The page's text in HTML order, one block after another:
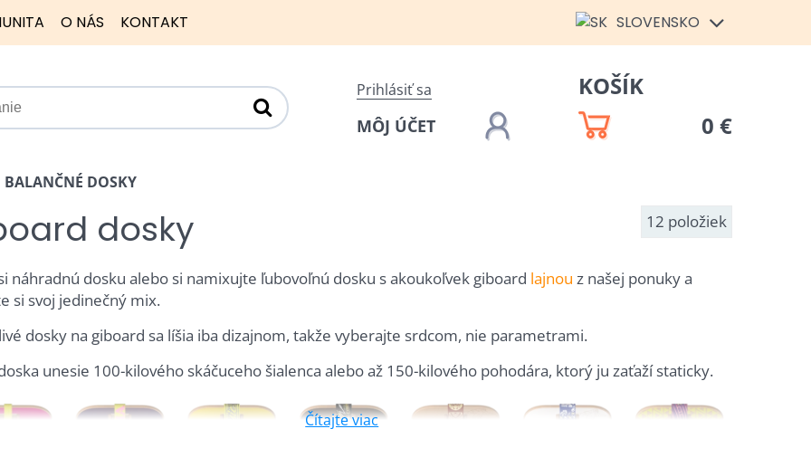
O NÁS KONTAKT SLOVENSKO
Prihlásiť sa
MÔJ ÚČET
KOŠÍK
0 €
BALANČNÉ DOSKY
dosky 12 položiek
náhradnú dosku alebo si namixujte ľubovoľnú dosku s akoukoľvek giboard lajnou z našej ponuky a
si svoj jedinečný mix.
dosky na giboard sa líšia iba dizajnom, takže vyberajte srdcom, nie parametrami.
unesie 100-kilového skáčuceho šialenca alebo až 150-kilového pohodára, ktorý ju zaťaží staticky.
Čítajte viac